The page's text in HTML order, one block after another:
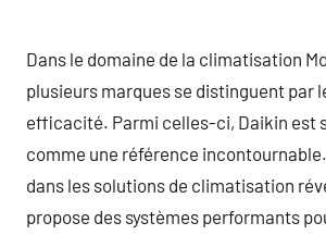
Dans le domaine de la climatisation
plusieurs marques se distinguent par
efficacité. Parmi celles-ci, Daikin est
comme une référence
dans les solutions de climatisation
propose des systèmes performants